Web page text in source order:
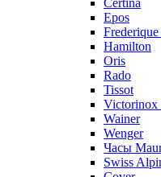
Certina
Epos
Hamilton
Oris
Rado
Tissot
Victorinox
Wainer
Wenger
Часы
Swiss